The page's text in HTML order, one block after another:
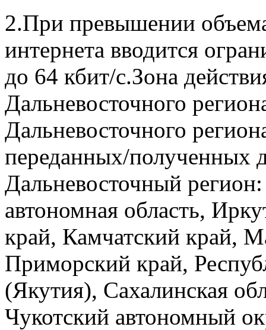
2.При превышении
интернета вводится
до 64 кбит/с.Зона
Дальневосточного
Дальневосточного
переданных/полученных
Дальневосточный
автономная область,
край, Камчатский край,
Приморский край,
(Якутия), Сахалинская
Чукотский автономный